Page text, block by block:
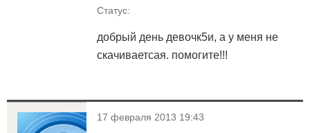
Статус:
добрый день девочк5и, а у меня не
скачиваетсая. помогите!!!
< 17 февраля 2013 19:43